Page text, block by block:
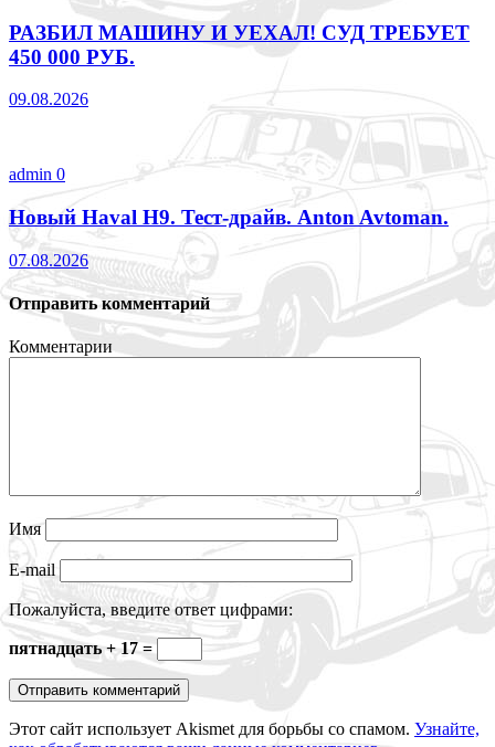
РАЗБИЛ МАШИНУ И УЕХАЛ! СУД ТРЕБУЕТ
450 000 РУБ.
09.08.2026
admin 0
Новый Haval H9. Тест-драйв. Anton Avtoman.
07.08.2026
Отправить комментарий
Комментарии
Имя
E-mail
Пожалуйста, введите ответ цифрами:
пятнадцать + 17 =
Этот сайт использует Akismet для борьбы со спамом. Узнайте,